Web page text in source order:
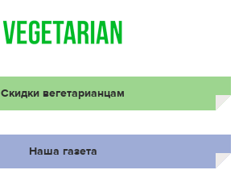
Скидки вегетарианцам
Наша газета